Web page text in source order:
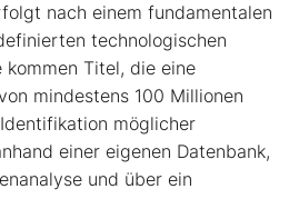
nach einem fundamentalen
technologischen
Titel, die eine
mindestens 100 Millionen
möglicher
einer eigenen Datenbank,
und über ein